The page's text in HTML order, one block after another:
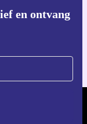
en ontvang
app
NEW.